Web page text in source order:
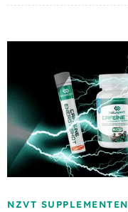
NZVT SUPPLEMENTEN